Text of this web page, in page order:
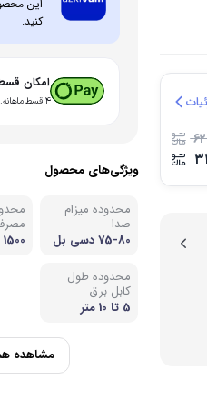
این
کنید.
امکان
۴ قسط ماهانه. بدون سود، چک و ضامن.
ویژگی‌های محصول
محدوده میزام
صدا
75-80 دسی بل
1500 تا 2000 وات
محدوده طول
کابل برق
5 تا 10 متر
مشاهده